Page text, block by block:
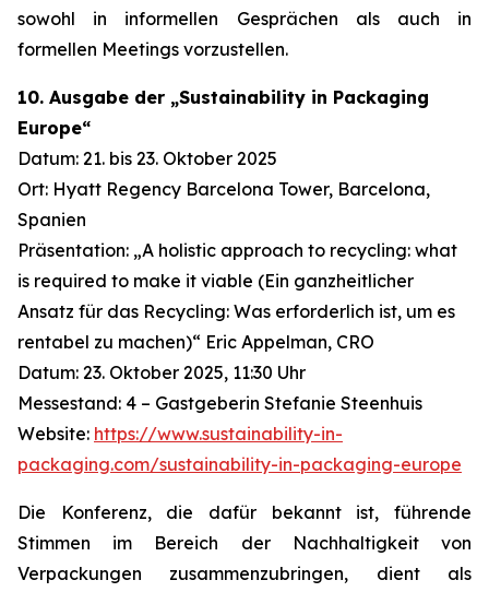
sowohl in informellen Gesprächen als auch in
formellen Meetings vorzustellen.
10. Ausgabe der „Sustainability in Packaging
Europe“
Datum: 21. bis 23. Oktober 2025
Ort: Hyatt Regency Barcelona Tower, Barcelona,
Spanien
Präsentation: „A holistic approach to recycling: what
is required to make it viable (Ein ganzheitlicher
Ansatz für das Recycling: Was erforderlich ist, um es
rentabel zu machen)“ Eric Appelman, CRO
Datum: 23. Oktober 2025, 11:30 Uhr
Messestand: 4 – Gastgeberin Stefanie Steenhuis
Website: https://www.sustainability-in-
packaging.com/sustainability-in-packaging-europe
Die Konferenz, die dafür bekannt ist, führende
Stimmen im Bereich der Nachhaltigkeit von
Verpackungen zusammenzubringen, dient als